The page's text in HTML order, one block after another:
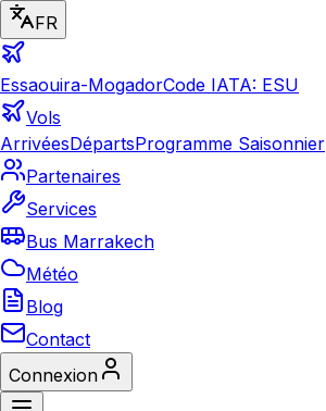
FR
Essaouira-MogadorCode IATA: ESU
Vols
ArrivéesDépartsProgramme Saisonnier
Partenaires
Services
Bus Marrakech
Météo
Blog
Contact
Connexion